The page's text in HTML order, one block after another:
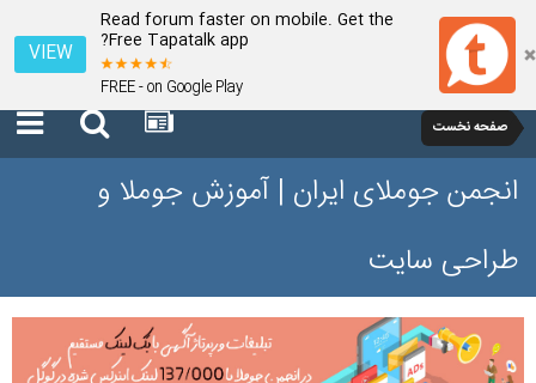
Read forum faster on mobile. Get the
Free Tapatalk app?
FREE - on Google Play
VIEW
صفحه نخست
انجمن جوملای ایران | آموزش جوملا و
طراحی سایت